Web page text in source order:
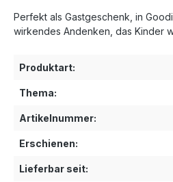
Perfekt als Gastgeschenk, in
wirkendes Andenken, das Kinder
Produktart:
Thema:
Artikelnummer:
Erschienen:
Lieferbar seit: